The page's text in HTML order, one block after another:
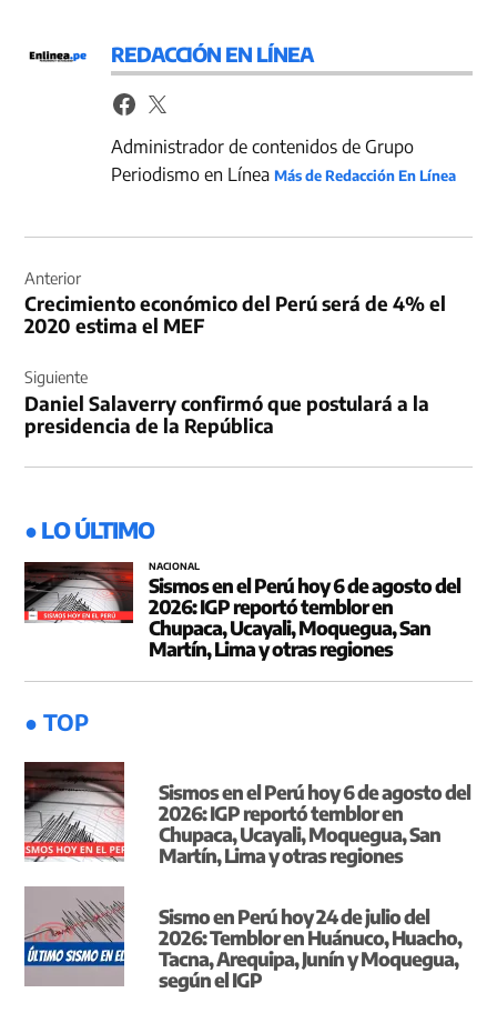
REDACCIÓN EN LÍNEA
Administrador de contenidos de Grupo
Periodismo en LíneaMás de Redacción En Línea
de
entradas
Anterior
Crecimiento económico del Perú será de 4% el
2020 estima el MEF
Siguiente
Daniel Salaverry confirmó que postulará a la
presidencia de la República
● LO ÚLTIMO
NACIONAL
Sismos en el Perú hoy 6 de agosto del
2026: IGP reportó temblor en
Chupaca, Ucayali, Moquegua, San
Martín, Lima y otras regiones
● TOP
Sismos en el Perú hoy 6 de agosto del
2026: IGP reportó temblor en
Chupaca, Ucayali, Moquegua, San
Martín, Lima y otras regiones
Sismo en Perú hoy 24 de julio del
2026: Temblor en Huánuco, Huacho,
Tacna, Arequipa, Junín y Moquegua,
según el IGP